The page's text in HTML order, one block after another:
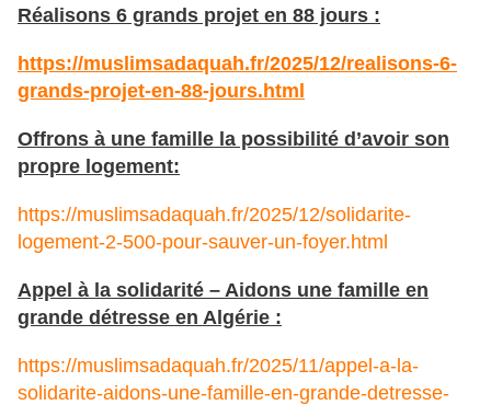
Réalisons 6 grands projet en 88 jours :
https://muslimsadaquah.fr/2025/12/realisons-6-
grands-projet-en-88-jours.html
Offrons à une famille la possibilité d’avoir son
propre logement:
https://muslimsadaquah.fr/2025/12/solidarite-
logement-2-500-pour-sauver-un-foyer.html
Appel à la solidarité – Aidons une famille en
grande détresse en Algérie :
https://muslimsadaquah.fr/2025/11/appel-a-la-
solidarite-aidons-une-famille-en-grande-detresse-